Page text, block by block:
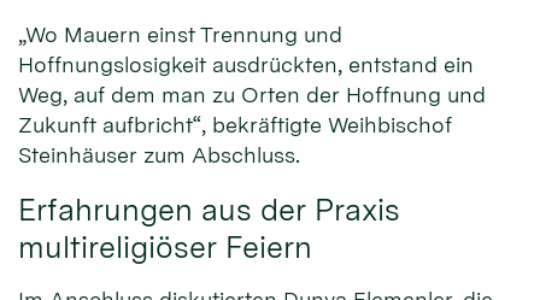
„Wo Mauern einst Trennung und
Hoffnungslosigkeit ausdrückten, entstand ein
Weg, auf dem man zu Orten der Hoffnung und
Zukunft aufbricht“, bekräftigte Weihbischof
Steinhäuser zum Abschluss.
Erfahrungen aus der Praxis
multireligiöser Feiern